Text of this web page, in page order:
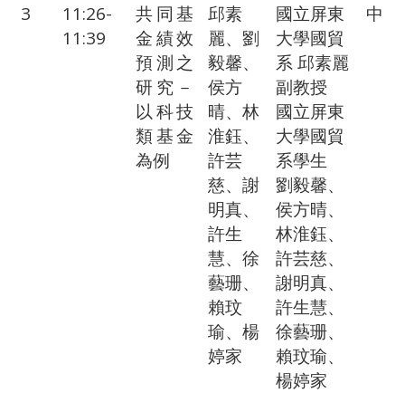
3
11:26-
11:39
共同基
金績效
預測之
研究－
以科技
類基金
為例
邱素
麗、劉
毅馨、
侯方
晴、林
淮鈺、
許芸
慈、謝
明真、
許生
慧、徐
藝珊、
賴玟
瑜、楊
婷家
國立屏東
大學國貿
系 邱素麗
副教授
國立屏東
大學國貿
系學生
劉毅馨、
侯方晴、
林淮鈺、
許芸慈、
謝明真、
許生慧、
徐藝珊、
賴玟瑜、
楊婷家
中